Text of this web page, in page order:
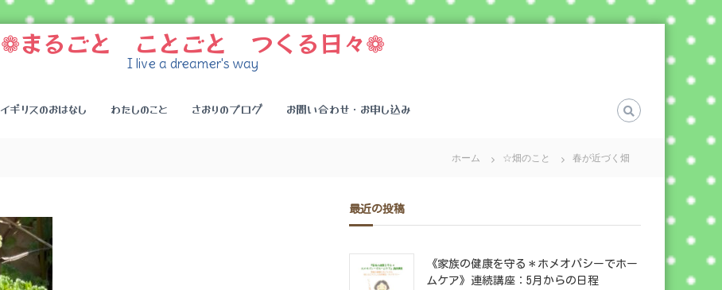
❁まるごと ことごと つくる日々❁
I live a dreamer's way
イギリスのおはなし わたしのこと さおりのブログ お問い合わせ・お申し込み
ホーム ☆畑のこと 春が近づく畑
最近の投稿
《家族の健康を守る＊ホメオパシーでホー
ムケア》連続講座：5月からの日程